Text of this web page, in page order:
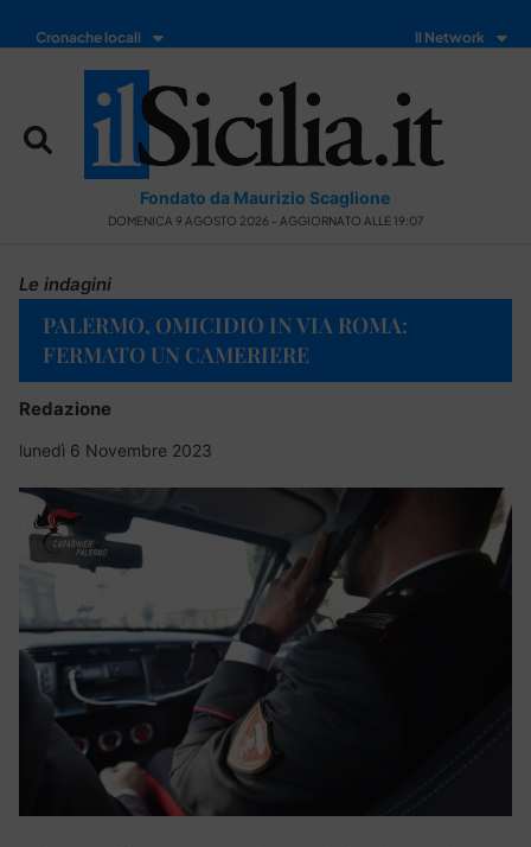
Cronache locali Il Network
Fondato da Maurizio Scaglione
DOMENICA 9 AGOSTO 2026 - AGGIORNATO ALLE 19:07
Le indagini
PALERMO, OMICIDIO IN VIA ROMA:
FERMATO UN CAMERIERE
Redazione
lunedì 6 Novembre 2023